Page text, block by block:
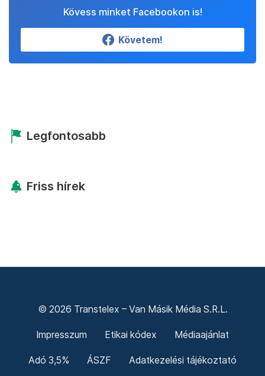
Kövess minket Facebookon is!
Követem!
Legfontosabb
Friss hírek
© 2026 Transtelex – Van Másik Média S.R.L.
Impresszum Etikai kódex Médiaajánlat
Adó 3,5% ÁSZF Adatkezelési tájékoztató